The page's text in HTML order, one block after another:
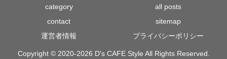
category
all posts
contact
sitemap
運営者情報
プライバシーポリシー
Copyright © 2020-2026 D's CAFE Style All Rights Reserved.